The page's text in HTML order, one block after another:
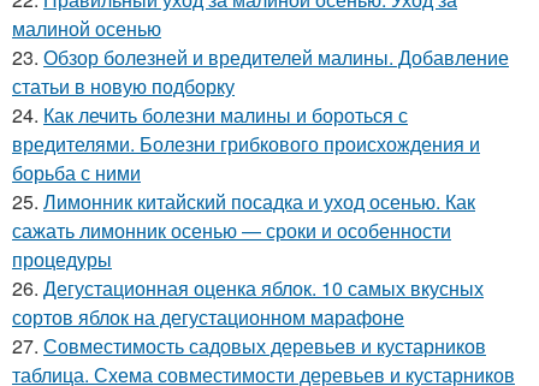
малиной осенью
23. Обзор болезней и вредителей малины. Добавление
статьи в новую подборку
24. Как лечить болезни малины и бороться с
вредителями. Болезни грибкового происхождения и
борьба с ними
25. Лимонник китайский посадка и уход осенью. Как
сажать лимонник осенью — сроки и особенности
процедуры
26. Дегустационная оценка яблок. 10 самых вкусных
сортов яблок на дегустационном марафоне
27. Совместимость садовых деревьев и кустарников
таблица. Схема совместимости деревьев и кустарников